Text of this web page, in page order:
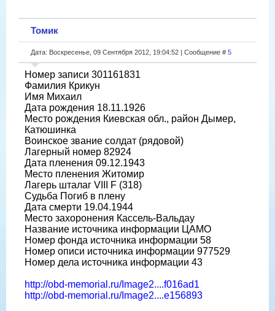
Томик
Дата: Воскресенье, 09 Сентября 2012, 19:04:52 | Сообщение # 5
Номер записи 301161831
Фамилия Крикун
Имя Михаил
Дата рождения 18.11.1926
Место рождения Киевская обл., район Дымер,
Катюшинка
Воинское звание солдат (рядовой)
Лагерный номер 82924
Дата пленения 09.12.1943
Место пленения Житомир
Лагерь шталаг VIII F (318)
Судьба Погиб в плену
Дата смерти 19.04.1944
Место захоронения Кассель-Вальдау
Название источника информации ЦАМО
Номер фонда источника информации 58
Номер описи источника информации 977529
Номер дела источника информации 43
http://obd-memorial.ru/Image2....f016ad1
http://obd-memorial.ru/Image2....e156893